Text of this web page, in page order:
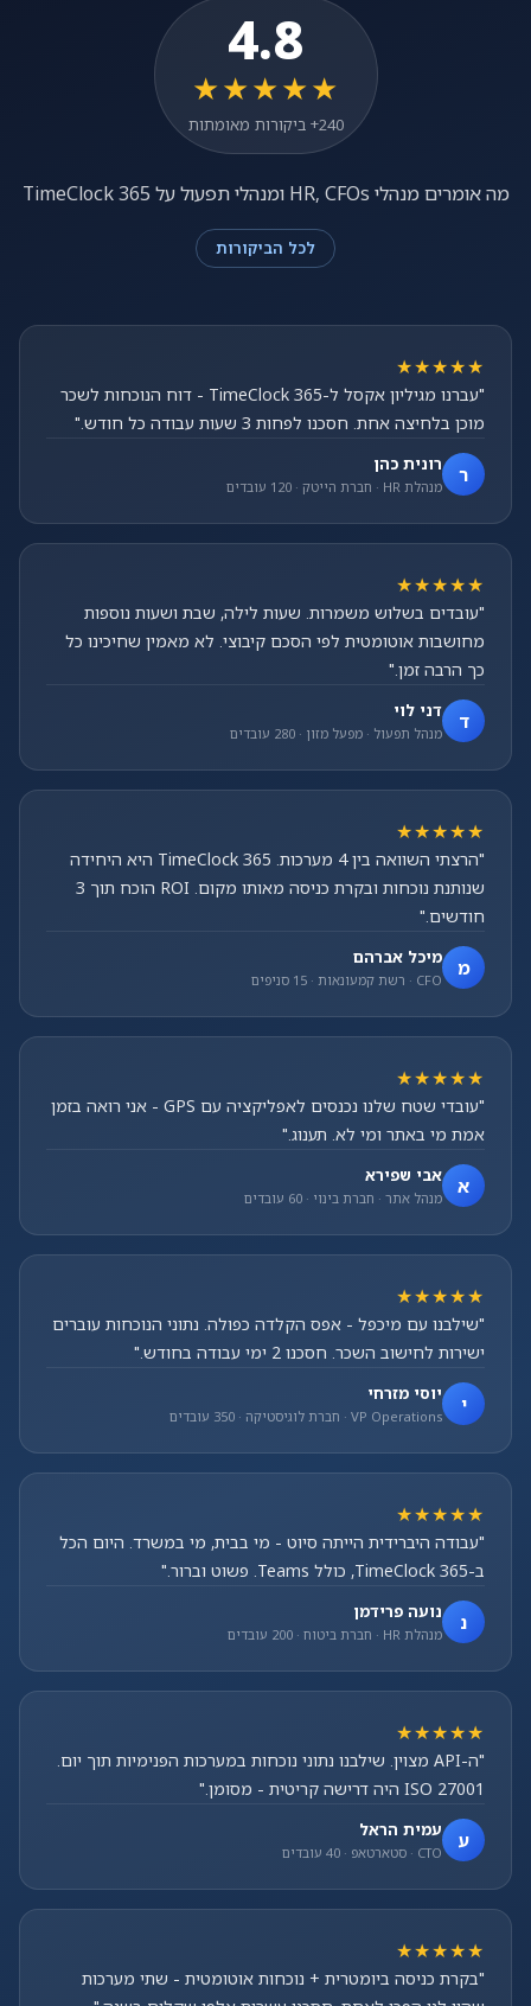
4.8
★★★★★
240+ ביקורות מאומתות
מה אומרים מנהלי HR, CFOs ומנהלי תפעול על TimeClock 365
לכל הביקורות
★★★★★
"עברנו מגיליון אקסל ל-TimeClock 365 - דוח הנוכחות לשכר
מוכן בלחיצה אחת. חסכנו לפחות 3 שעות עבודה כל חודש."
ר רונית כהן
מנהלת HR · חברת הייטק · 120 עובדים
★★★★★
"עובדים בשלוש משמרות. שעות לילה, שבת ושעות נוספות
מחושבות אוטומטית לפי הסכם קיבוצי. לא מאמין שחיכינו כל
כך הרבה זמן."
ד דני לוי
מנהל תפעול · מפעל מזון · 280 עובדים
★★★★★
"הרצתי השוואה בין 4 מערכות. TimeClock 365 היא היחידה
שנותנת נוכחות ובקרת כניסה מאותו מקום. ROI הוכח תוך 3
חודשים."
מ מיכל אברהם
CFO · רשת קמעונאות · 15 סניפים
★★★★★
"עובדי שטח שלנו נכנסים לאפליקציה עם GPS - אני רואה בזמן
אמת מי באתר ומי לא. תענוג."
א אבי שפירא
מנהל אתר · חברת בינוי · 60 עובדים
★★★★★
"שילבנו עם מיכפל - אפס הקלדה כפולה. נתוני הנוכחות עוברים
ישירות לחישוב השכר. חסכנו 2 ימי עבודה בחודש."
י יוסי מזרחי
VP Operations · חברת לוגיסטיקה · 350 עובדים
★★★★★
"עבודה היברידית הייתה סיוט - מי בבית, מי במשרד. היום הכל
ב-TimeClock 365, כולל Teams. פשוט וברור."
נ נועה פרידמן
מנהלת HR · חברת ביטוח · 200 עובדים
★★★★★
"ה-API מצוין. שילבנו נתוני נוכחות במערכות הפנימיות תוך יום.
ISO 27001 היה דרישה קריטית - מסומן."
ע עמית הראל
CTO · סטארטאפ · 40 עובדים
★★★★★
"בקרת כניסה ביומטרית + נוכחות אוטומטית - שתי מערכות